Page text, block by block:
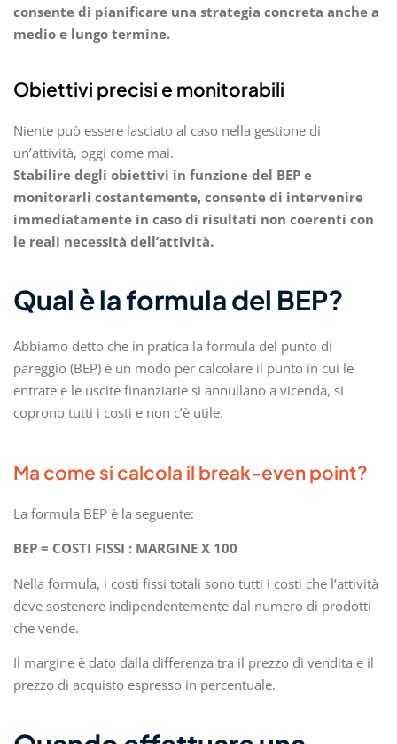
consente di pianificare una strategia concreta anche a
medio e lungo termine.
Obiettivi precisi e monitorabili
Niente può essere lasciato al caso nella gestione di
un’attività, oggi come mai.
Stabilire degli obiettivi in funzione del BEP e
monitorarli costantemente, consente di intervenire
immediatamente in caso di risultati non coerenti con
le reali necessità dell’attività.
Qual è la formula del BEP?
Abbiamo detto che in pratica la formula del punto di
pareggio (BEP) è un modo per calcolare il punto in cui le
entrate e le uscite finanziarie si annullano a vicenda, si
coprono tutti i costi e non c’è utile.
Ma come si calcola il break-even point?
La formula BEP è la seguente:
BEP = COSTI FISSI : MARGINE X 100
Nella formula, i costi fissi totali sono tutti i costi che l’attività
deve sostenere indipendentemente dal numero di prodotti
che vende.
Il margine è dato dalla differenza tra il prezzo di vendita e il
prezzo di acquisto espresso in percentuale.